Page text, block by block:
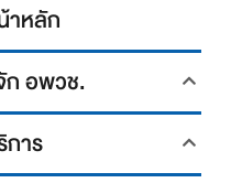
าหลัก
ก อพวช.
การ